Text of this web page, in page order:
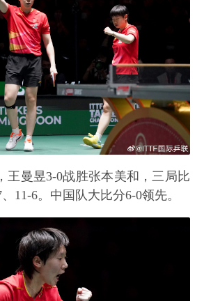
王曼昱3-0战胜张本美和，三局比
11-6。中国队大比分6-0领先。